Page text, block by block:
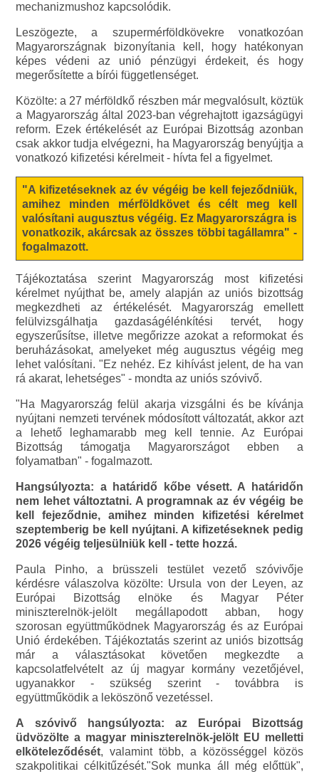
mechanizmushoz kapcsolódik.
Leszögezte, a szupermérföldkövekre vonatkozóan
Magyarországnak bizonyítania kell, hogy hatékonyan
képes védeni az unió pénzügyi érdekeit, és hogy
megerősítette a bírói függetlenséget.
Közölte: a 27 mérföldkő részben már megvalósult, köztük
a Magyarország által 2023-ban végrehajtott igazságügyi
reform. Ezek értékelését az Európai Bizottság azonban
csak akkor tudja elvégezni, ha Magyarország benyújtja a
vonatkozó kifizetési kérelmeit - hívta fel a figyelmet.
"A kifizetéseknek az év végéig be kell fejeződniük,
amihez minden mérföldkövet és célt meg kell
valósítani augusztus végéig. Ez Magyarországra is
vonatkozik, akárcsak az összes többi tagállamra" -
fogalmazott.
Tájékoztatása szerint Magyarország most kifizetési
kérelmet nyújthat be, amely alapján az uniós bizottság
megkezdheti az értékelését. Magyarország emellett
felülvizsgálhatja gazdaságélénkítési tervét, hogy
egyszerűsítse, illetve megőrizze azokat a reformokat és
beruházásokat, amelyeket még augusztus végéig meg
lehet valósítani. "Ez nehéz. Ez kihívást jelent, de ha van
rá akarat, lehetséges" - mondta az uniós szóvivő.
"Ha Magyarország felül akarja vizsgálni és be kívánja
nyújtani nemzeti tervének módosított változatát, akkor azt
a lehető leghamarabb meg kell tennie. Az Európai
Bizottság támogatja Magyarországot ebben a
folyamatban" - fogalmazott.
Hangsúlyozta: a határidő kőbe vésett. A határidőn
nem lehet változtatni. A programnak az év végéig be
kell fejeződnie, amihez minden kifizetési kérelmet
szeptemberig be kell nyújtani. A kifizetéseknek pedig
2026 végéig teljesülniük kell - tette hozzá.
Paula Pinho, a brüsszeli testület vezető szóvivője
kérdésre válaszolva közölte: Ursula von der Leyen, az
Európai Bizottság elnöke és Magyar Péter
miniszterelnök-jelölt megállapodott abban, hogy
szorosan együttműködnek Magyarország és az Európai
Unió érdekében. Tájékoztatás szerint az uniós bizottság
már a választásokat követően megkezdte a
kapcsolatfelvételt az új magyar kormány vezetőjével,
ugyanakkor - szükség szerint - továbbra is
együttműködik a leköszönő vezetéssel.
A szóvivő hangsúlyozta: az Európai Bizottság
üdvözölte a magyar miniszterelnök-jelölt EU melletti
elköteleződését, valamint több, a közösséggel közös
szakpolitikai célkitűzését."Sok munka áll még előttük",